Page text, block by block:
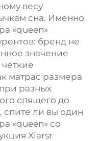
весу
сна. Именно
«queen»
бренд не
значение
матрас размера
разных
спящего до
спите ли вы один
«queen» со
Xiarsr